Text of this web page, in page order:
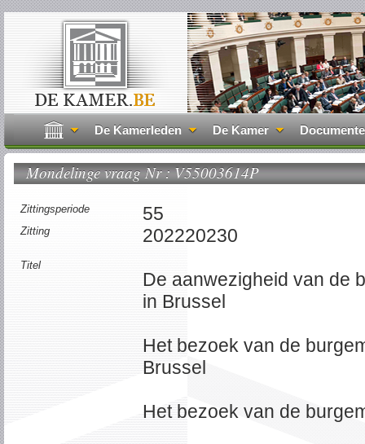
De Kamerleden De Kamer
Mondelinge vraag Nr : V55003614P
Zittingsperiode 55
Zitting 202220230
Titel
De aanwezigheid van de
in Brussel
Het bezoek van de
Brussel
Het bezoek van de